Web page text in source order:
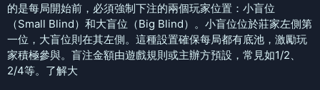
的是每局開始前，必須強制下注的兩個玩家位置：小盲位
（Small Blind）和大盲位（Big Blind）。小盲位位於莊家左側第
一位，大盲位則在其左側。這種設置確保每局都有底池，激勵玩
家積極參與。盲注金額由遊戲規則或主辦方預設，常見如1/2、
2/4等。了解大